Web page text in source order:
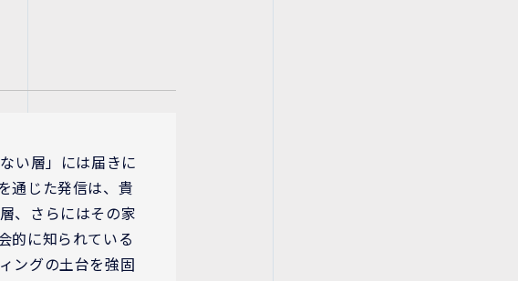
い層」には届きに
通じた発信は、貴
、さらにはその家
的に知られている
ングの土台を強固